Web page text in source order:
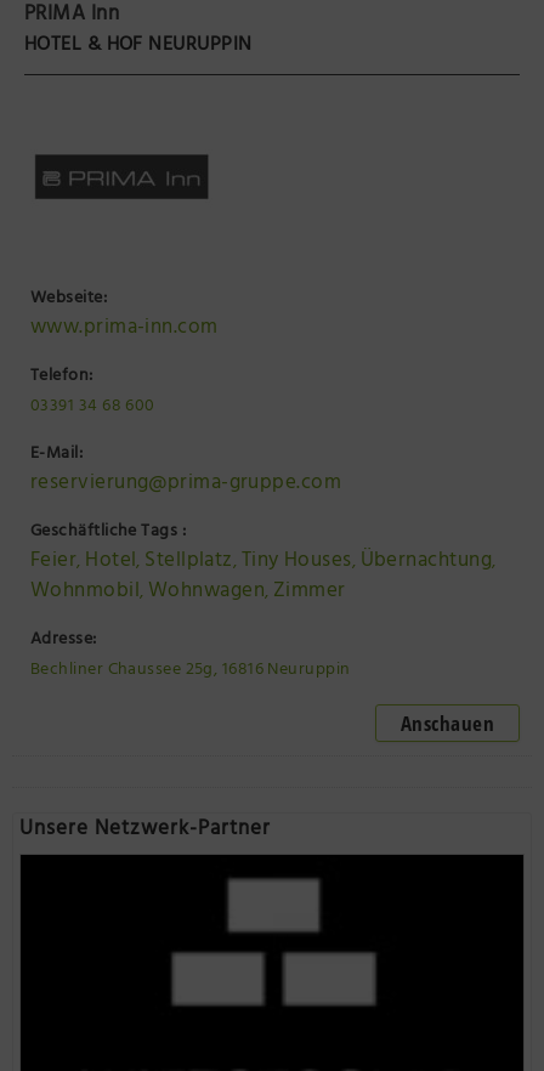
Präsenzstelle Prignitz Standort Neuruppin
Brandenburg-Preußen Museum Wustrau
PRIMA Inn
HOTEL & HOF NEURUPPIN
Webseite:
www.prima-inn.com
Telefon:
03391 34 68 600
E-Mail:
reservierung@prima-gruppe.com
Geschäftliche Tags :
Feier, Hotel, Stellplatz,Tiny Houses, Übernachtung,
Wohnmobil, Wohnwagen, Zimmer
Adresse:
Bechliner Chaussee 25g, 16816 Neuruppin
Anschauen
Unsere Netzwerk-Partner